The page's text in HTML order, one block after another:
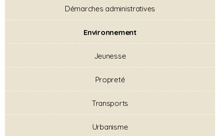
Démarches administratives
Environnement
Jeunesse
Propreté
Transports
Urbanisme